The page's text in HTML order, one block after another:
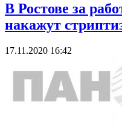
В Ростове за
накажут
17.11.2020 16:42